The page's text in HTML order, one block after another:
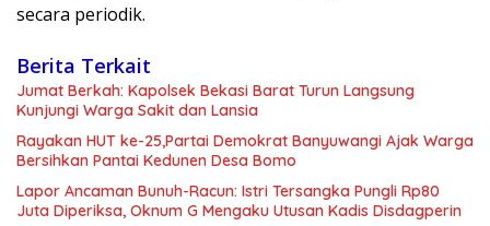
secara periodik.
Berita Terkait
Jumat Berkah: Kapolsek Bekasi Barat Turun Langsung
Kunjungi Warga Sakit dan Lansia
Rayakan HUT ke-25,Partai Demokrat Banyuwangi Ajak Warga
Bersihkan Pantai Kedunen Desa Bomo
Lapor Ancaman Bunuh-Racun: Istri Tersangka Pungli Rp80
Juta Diperiksa, Oknum G Mengaku Utusan Kadis Disdagperin